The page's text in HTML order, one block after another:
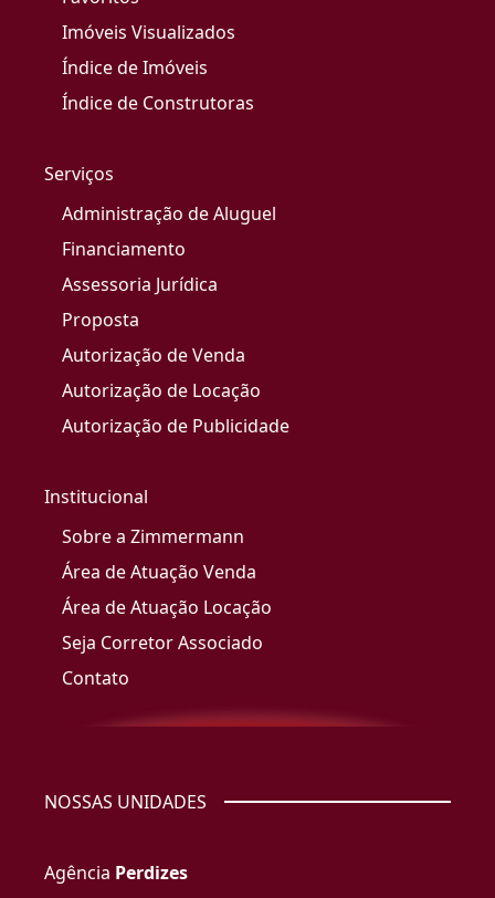
Imóveis Visualizados
Índice de Imóveis
Índice de Construtoras
Serviços
Administração de Aluguel
Financiamento
Assessoria Jurídica
Proposta
Autorização de Venda
Autorização de Locação
Autorização de Publicidade
Institucional
Sobre a Zimmermann
Área de Atuação Venda
Área de Atuação Locação
Seja Corretor Associado
Contato
NOSSAS UNIDADES
Agência Perdizes